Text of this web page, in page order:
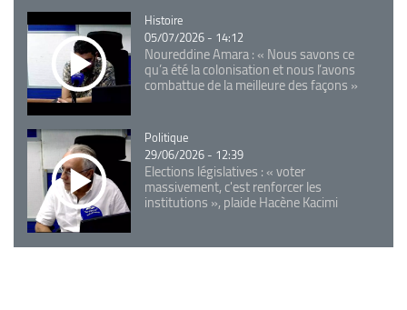
Catégorie
Histoire
05/07/2026 - 14:12
Noureddine Amara : « Nous savons ce
qu’a été la colonisation et nous l’avons
combattue de la meilleure des façons »
Catégorie
Politique
29/06/2026 - 12:39
Elections législatives : « voter
massivement, c'est renforcer les
institutions », plaide Hacène Kacimi